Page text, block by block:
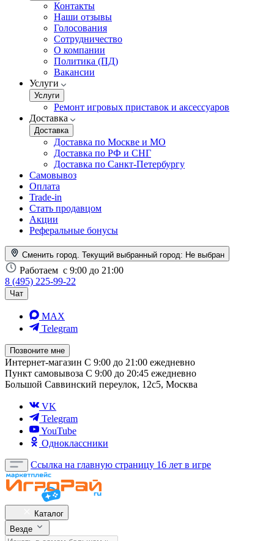
Контакты
Наши отзывы
Голосования
Сотрудничество
О компании
Политика (ПД)
Вакансии
Услуги
Услуги
Ремонт игровых приставок и аксессуаров
Доставка
Доставка
Доставка по Москве и МО
Доставка по РФ и СНГ
Доставка по Санкт-Петербургу
Самовывоз
Оплата
Trade-in
Стать продавцом
Акции
Реферальные бонусы
Сменить город. Текущий выбранный город: Не выбран
Работаем с 9:00 до 21:00
8 (495) 225-99-22
Чат
MAX
Telegram
Позвоните мне
Интернет-магазин С 9:00 до 21:00 ежедневно
Пункт самовывоза С 9:00 до 20:45 ежедневно
Большой Саввинский переулок, 12с5, Москва
VK
Telegram
YouTube
Одноклассники
Ссылка на главную страницу 16 лет в игре
Каталог
Везде